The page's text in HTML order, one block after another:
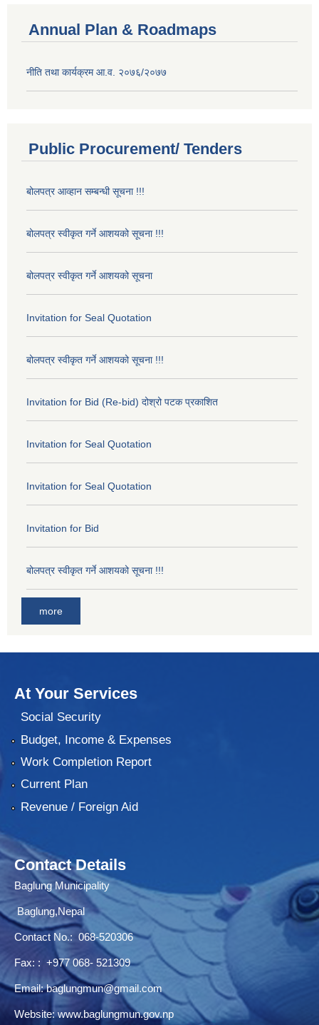
Annual Plan & Roadmaps
नीति तथा कार्यक्रम आ.व. २०७६/२०७७
Public Procurement/ Tenders
बोलपत्र आव्हान सम्बन्धी सूचना !!!
बोलपत्र स्वीकृत गर्ने आशयको सूचना !!!
बोलपत्र स्वीकृत गर्ने आशयको सूचना
Invitation for Seal Quotation
बोलपत्र स्वीकृत गर्ने आशयको सूचना !!!
Invitation for Bid (Re-bid) दोश्रो पटक प्रकाशित
Invitation for Seal Quotation
Invitation for Seal Quotation
Invitation for Bid
बोलपत्र स्वीकृत गर्ने आशयको सूचना !!!
more
At Your Services
Social Security
Budget, Income & Expenses
Work Completion Report
Current Plan
Revenue / Foreign Aid
Contact Details
Baglung Municipality
Baglung,Nepal
Contact No.: 068-520306
Fax: : +977 068- 521309
Email:baglungmun@gmail.com
Website:www.baglungmun.gov.np